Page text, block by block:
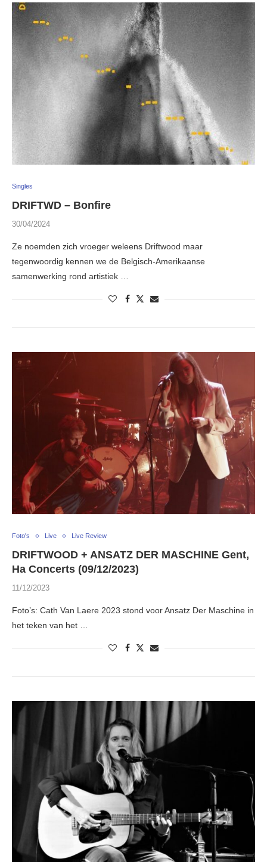
Singles
DRIFTWD – Bonfire
30/04/2024
Ze noemden zich vroeger weleens Driftwood maar
tegenwoordig kennen we de Belgisch-Amerikaanse
samenwerking rond artistiek …
Foto's Live Live Review
DRIFTWOOD + ANSATZ DER MASCHINE Gent,
Ha Concerts (09/12/2023)
11/12/2023
Foto’s: Cath Van Laere 2023 stond voor Ansatz Der Maschine in
het teken van het …